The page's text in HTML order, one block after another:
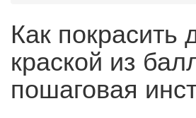
Как покрасить
краской из
пошаговая